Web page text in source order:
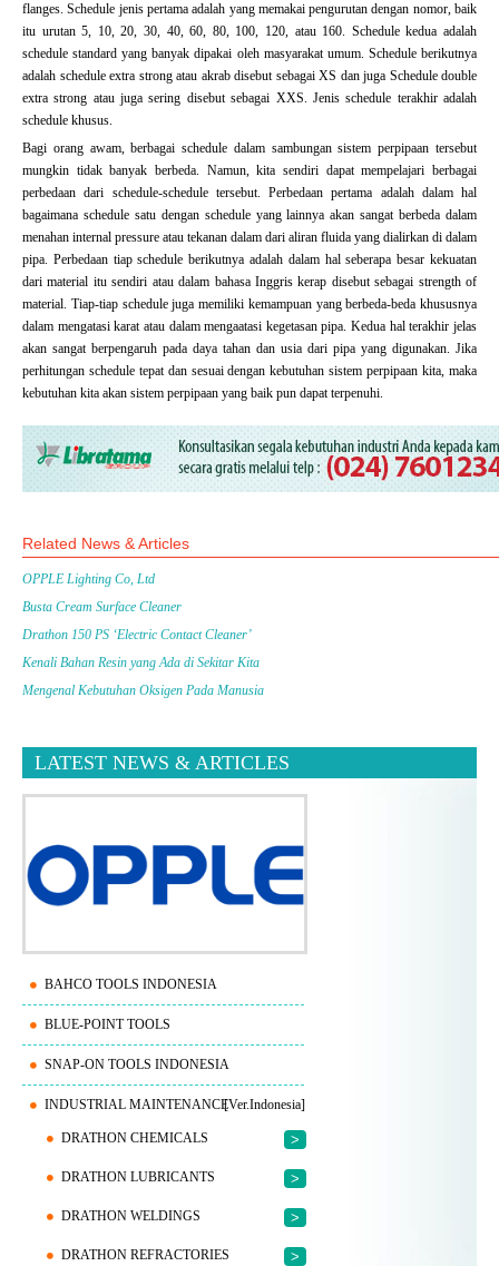
flanges. Schedule jenis pertama adalah yang memakai pengurutan dengan nomor, baik
itu urutan 5, 10, 20, 30, 40, 60, 80, 100, 120, atau 160. Schedule kedua adalah
schedule standard yang banyak dipakai oleh masyarakat umum. Schedule berikutnya
adalah schedule extra strong atau akrab disebut sebagai XS dan juga Schedule double
extra strong atau juga sering disebut sebagai XXS. Jenis schedule terakhir adalah
schedule khusus.
Bagi orang awam, berbagai schedule dalam sambungan sistem perpipaan tersebut
mungkin tidak banyak berbeda. Namun, kita sendiri dapat mempelajari berbagai
perbedaan dari schedule-schedule tersebut. Perbedaan pertama adalah dalam hal
bagaimana schedule satu dengan schedule yang lainnya akan sangat berbeda dalam
menahan internal pressure atau tekanan dalam dari aliran fluida yang dialirkan di dalam
pipa. Perbedaan tiap schedule berikutnya adalah dalam hal seberapa besar kekuatan
dari material itu sendiri atau dalam bahasa Inggris kerap disebut sebagai strength of
material. Tiap-tiap schedule juga memiliki kemampuan yang berbeda-beda khususnya
dalam mengatasi karat atau dalam mengaatasi kegetasan pipa. Kedua hal terakhir jelas
akan sangat berpengaruh pada daya tahan dan usia dari pipa yang digunakan. Jika
perhitungan schedule tepat dan sesuai dengan kebutuhan sistem perpipaan kita, maka
kebutuhan kita akan sistem perpipaan yang baik pun dapat terpenuhi.
Related News & Articles
OPPLE Lighting Co, Ltd
Busta Cream Surface Cleaner
Drathon 150 PS ‘Electric Contact Cleaner’
Kenali Bahan Resin yang Ada di Sekitar Kita
Mengenal Kebutuhan Oksigen Pada Manusia
LATEST NEWS & ARTICLES
BAHCO TOOLS INDONESIA
BLUE-POINT TOOLS
SNAP-ON TOOLS INDONESIA
INDUSTRIAL MAINTENANCE[Ver.Indonesia]
DRATHON CHEMICALS >
DRATHON LUBRICANTS >
DRATHON WELDINGS >
DRATHON REFRACTORIES >